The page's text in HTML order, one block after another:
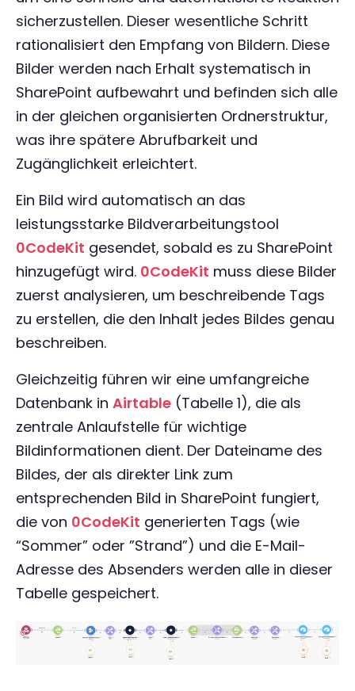
sicherzustellen. Dieser wesentliche Schritt
rationalisiert den Empfang von Bildern. Diese
Bilder werden nach Erhalt systematisch in
SharePoint aufbewahrt und befinden sich alle
in der gleichen organisierten Ordnerstruktur,
was ihre spätere Abrufbarkeit und
Zugänglichkeit erleichtert.
Ein Bild wird automatisch an das
leistungsstarke Bildverarbeitungstool
0CodeKit gesendet, sobald es zu SharePoint
hinzugefügt wird. 0CodeKit muss diese Bilder
zuerst analysieren, um beschreibende Tags
zu erstellen, die den Inhalt jedes Bildes genau
beschreiben.
Gleichzeitig führen wir eine umfangreiche
Datenbank in Airtable (Tabelle 1), die als
zentrale Anlaufstelle für wichtige
Bildinformationen dient. Der Dateiname des
Bildes, der als direkter Link zum
entsprechenden Bild in SharePoint fungiert,
die von 0CodeKit generierten Tags (wie
“Sommer” oder ”Strand”) und die E-Mail-
Adresse des Absenders werden alle in dieser
Tabelle gespeichert.